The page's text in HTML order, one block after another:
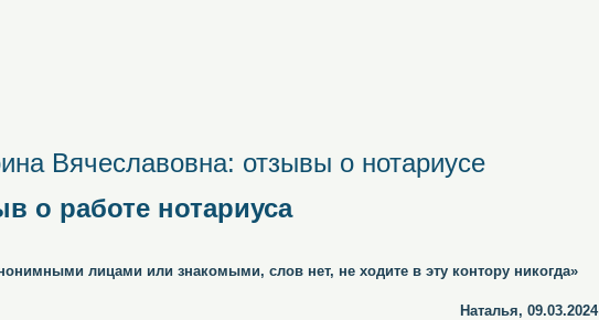
Вячеславовна: отзывы о нотариусе
о работе нотариуса
лицами или знакомыми, слов нет, не ходите в эту контору никогда»
Наталья, 09.03.2024